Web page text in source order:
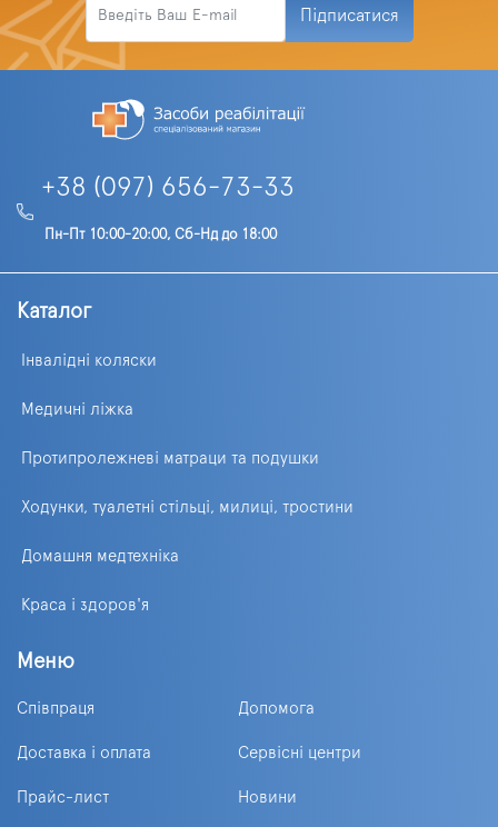
Підписатися
+38 (097) 656-73-33
Пн-Пт 10:00-20:00, Сб-Нд до 18:00
Каталог
Інвалідні коляски
Медичні ліжка
Протипролежневі матраци та подушки
Ходунки, туалетні стільці, милиці, тростини
Домашня медтехніка
Краса і здоров'я
Меню
Співпраця Допомога
Доставка і оплата Сервісні центри
Прайс-лист Новини